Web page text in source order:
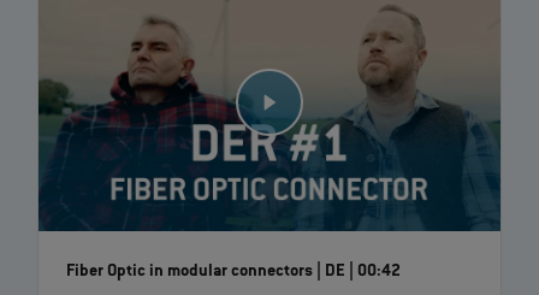
Fiber Optic in modular connectors | DE | 00:42